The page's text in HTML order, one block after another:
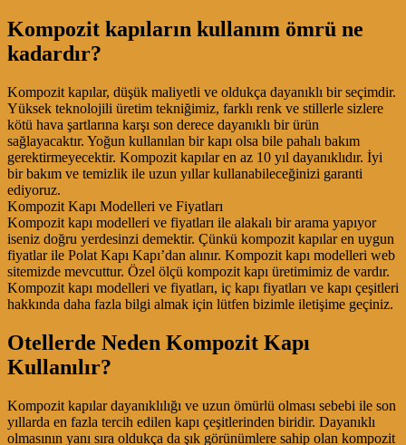
Kompozit kapıların kullanım ömrü ne
kadardır?
Kompozit kapılar, düşük maliyetli ve oldukça dayanıklı bir seçimdir.
Yüksek teknolojili üretim tekniğimiz, farklı renk ve stillerle sizlere
kötü hava şartlarına karşı son derece dayanıklı bir ürün
sağlayacaktır. Yoğun kullanılan bir kapı olsa bile pahalı bakım
gerektirmeyecektir. Kompozit kapılar en az 10 yıl dayanıklıdır. İyi
bir bakım ve temizlik ile uzun yıllar kullanabileceğinizi garanti
ediyoruz.
Kompozit Kapı Modelleri ve Fiyatları
Kompozit kapı modelleri ve fiyatları ile alakalı bir arama yapıyor
iseniz doğru yerdesinzi demektir. Çünkü kompozit kapılar en uygun
fiyatlar ile Polat Kapı Kapı’dan alınır. Kompozit kapı modelleri web
sitemizde mevcuttur. Özel ölçü kompozit kapı üretimimiz de vardır.
Kompozit kapı modelleri ve fiyatları, iç kapı fiyatları ve kapı çeşitleri
hakkında daha fazla bilgi almak için lütfen bizimle iletişime geçiniz.
Otellerde Neden Kompozit Kapı
Kullanılır?
Kompozit kapılar dayanıklılığı ve uzun ömürlü olması sebebi ile son
yıllarda en fazla tercih edilen kapı çeşitlerinden biridir. Dayanıklı
olmasının yanı sıra oldukça da şık görünümlere sahip olan kompozit